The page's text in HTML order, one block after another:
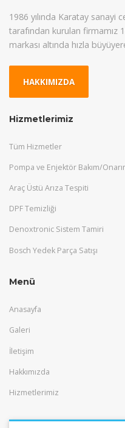
1986 yılında Karatay
tarafından kurulan firmamız
markası altında hızla
HAKKIMIZDA
Hizmetlerimiz
Tüm Hizmetler
Pompa ve Enjektör Bakım/
Araç Üstü Arıza Tespiti
DPF Temizliği
Denoxtronic Sistem Tamiri
Bosch Yedek Parça Satışı
Menü
Anasayfa
Galeri
İletişim
Hakkımızda
Hizmetlerimiz